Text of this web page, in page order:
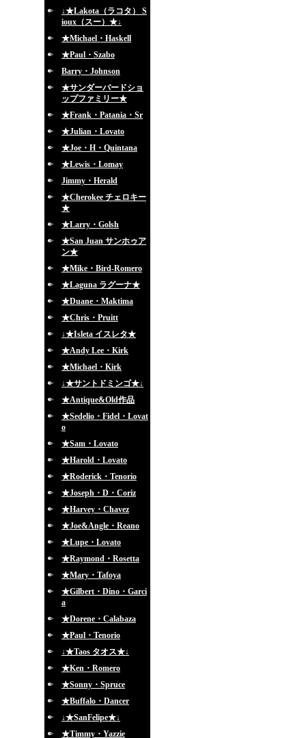
↓★Lakota（ラコタ） S
ioux（スー）★↓
★Michael・Haskell
★Paul・Szabo
Barry・Johnson
★サンダーバードショ
ップファミリー★
★Frank・Patania・Sr
★Julian・Lovato
★Joe・H・Quintana
★Lewis・Lomay
Jimmy・Herald
★Cherokee チェロキー
★
★Larry・Golsh
★San Juan サンホゥア
ン★
★Mike・Bird-Romero
★Laguna ラグーナ★
★Duane・Maktima
★Chris・Pruitt
↓★Isleta イスレタ★
★Andy Lee・Kirk
★Michael・Kirk
↓★サントドミンゴ★↓
★Antique&Old作品
★Sedelio・Fidel・Lovat
o
★Sam・Lovato
★Harold・Lovato
★Roderick・Tenorio
★Joseph・D・Coriz
★Harvey・Chavez
★Joe&Angle・Reano
★Lupe・Lovato
★Raymond・Rosetta
★Mary・Tafoya
★Gilbert・Dino・Garci
a
★Dorene・Calabaza
★Paul・Tenorio
↓★Taos タオス★↓
★Ken・Romero
★Sonny・Spruce
★Buffalo・Dancer
↓★SanFelipe★↓
★Timmy・Yazzie